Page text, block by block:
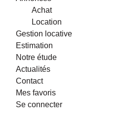
Achat
Location
Gestion locative
Estimation
Notre étude
Actualités
Contact
Mes favoris
Se connecter